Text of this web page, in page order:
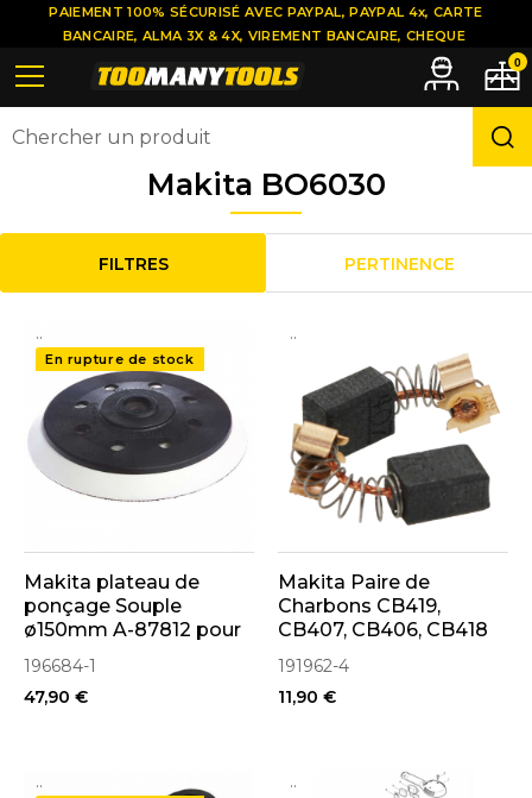
Makita BO6030
FILTRES PERTINENCE
..
En rupture de stock
Makita plateau de
ponçage Souple
ø150mm A-87812 pour
Ponceuse BO6030,
BO6040 (196684-1)
196684-1
47,90 €
..
Makita Paire de
Charbons CB419,
CB407, CB406, CB418
(191962-4 - 195015-1)
191962-4
11,90 €
.. ..
PAIEMENT 100% SÉCURISÉ AVEC PAYPAL, PAYPAL 4x, CARTE
BANCAIRE, ALMA 3X & 4X, VIREMENT BANCAIRE, CHEQUE
0